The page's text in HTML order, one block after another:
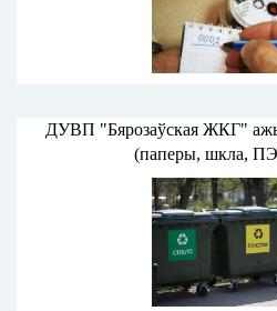
ДУВП "Бярозаўская ЖКГ"
(паперы, шкла,